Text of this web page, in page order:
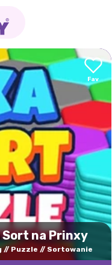
Sort na Prinxy
Puzzle Sortowanie